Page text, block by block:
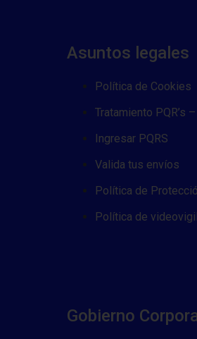
Asuntos legales
Política de Cookies
Tratamiento PQR’s
Ingresar PQRS
Valida tus envíos
Política de
Política de
Gobierno